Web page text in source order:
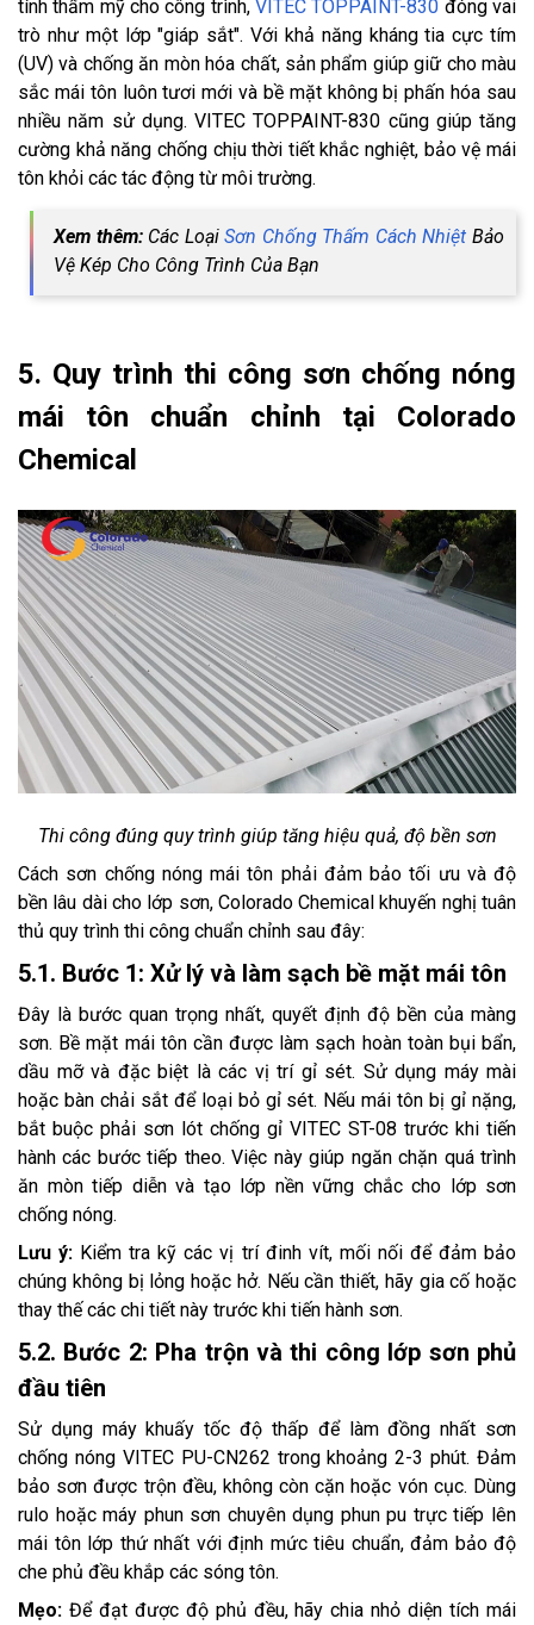
tính thẩm mỹ cho công trình, VITEC TOPPAINT-830 đóng vai
trò như một lớp "giáp sắt". Với khả năng kháng tia cực tím
(UV) và chống ăn mòn hóa chất, sản phẩm giúp giữ cho màu
sắc mái tôn luôn tươi mới và bề mặt không bị phấn hóa sau
nhiều năm sử dụng. VITEC TOPPAINT-830 cũng giúp tăng
cường khả năng chống chịu thời tiết khắc nghiệt, bảo vệ mái
tôn khỏi các tác động từ môi trường.
Xem thêm: Các LoạiSơn Chống Thấm Cách Nhiệt Bảo
Vệ Kép Cho Công Trình Của Bạn
5. Quy trình thi công sơn chống nóng
mái tôn chuẩn chỉnh tại Colorado
Chemical
Thi công đúng quy trình giúp tăng hiệu quả, độ bền sơn
Cách sơn chống nóng mái tôn phải đảm bảo tối ưu và độ
bền lâu dài cho lớp sơn, Colorado Chemical khuyến nghị tuân
thủ quy trình thi công chuẩn chỉnh sau đây:
5.1. Bước 1: Xử lý và làm sạch bề mặt mái tôn
Đây là bước quan trọng nhất, quyết định độ bền của màng
sơn. Bề mặt mái tôn cần được làm sạch hoàn toàn bụi bẩn,
dầu mỡ và đặc biệt là các vị trí gỉ sét. Sử dụng máy mài
hoặc bàn chải sắt để loại bỏ gỉ sét. Nếu mái tôn bị gỉ nặng,
bắt buộc phải sơn lót chống gỉ VITEC ST-08 trước khi tiến
hành các bước tiếp theo. Việc này giúp ngăn chặn quá trình
ăn mòn tiếp diễn và tạo lớp nền vững chắc cho lớp sơn
chống nóng.
Lưu ý: Kiểm tra kỹ các vị trí đinh vít, mối nối để đảm bảo
chúng không bị lỏng hoặc hở. Nếu cần thiết, hãy gia cố hoặc
thay thế các chi tiết này trước khi tiến hành sơn.
5.2. Bước 2: Pha trộn và thi công lớp sơn phủ
đầu tiên
Sử dụng máy khuấy tốc độ thấp để làm đồng nhất sơn
chống nóng VITEC PU-CN262 trong khoảng 2-3 phút. Đảm
bảo sơn được trộn đều, không còn cặn hoặc vón cục. Dùng
rulo hoặc máy phun sơn chuyên dụng phun pu trực tiếp lên
mái tôn lớp thứ nhất với định mức tiêu chuẩn, đảm bảo độ
che phủ đều khắp các sóng tôn.
Mẹo: Để đạt được độ phủ đều, hãy chia nhỏ diện tích mái